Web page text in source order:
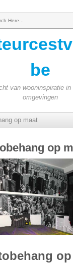
Here...
be
van wooninspiratie
omgevingen
op maat
op
op